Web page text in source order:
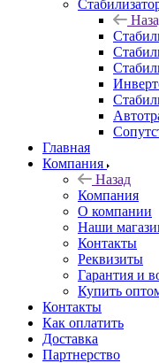
Главная
Компания
Назад
Компания
О компании
Наши
Контакты
Реквизиты
Гарантия и
Купить
Контакты
Как оплатить
Доставка
Партнерство